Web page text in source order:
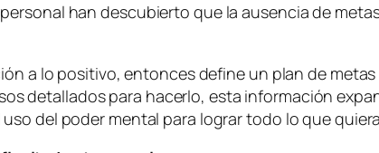
han descubierto que la ausencia de
a lo positivo, entonces define un plan de
detallados para hacerlo, esta información
del poder mental para lograr todo lo que